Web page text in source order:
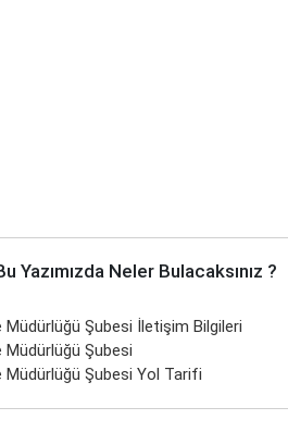
Yazımızda Neler Bulacaksınız ?
Şubesi İletişim Bilgileri
Şubesi
Şubesi Yol Tarifi